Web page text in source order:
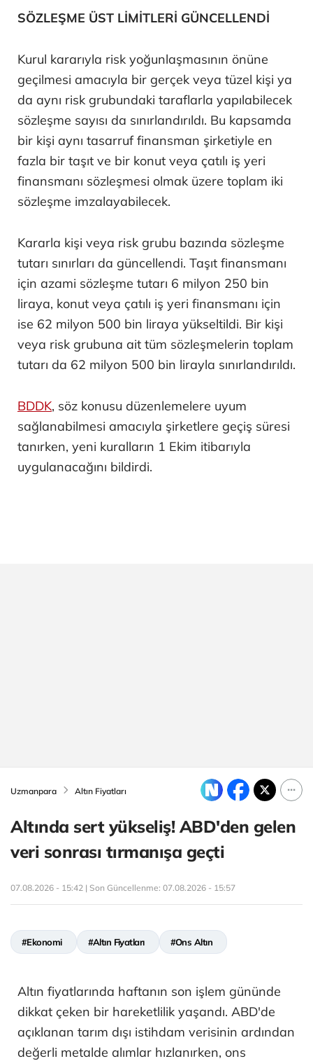
SÖZLEŞME ÜST LİMİTLERİ GÜNCELLENDİ
Kurul kararıyla risk yoğunlaşmasının önüne
geçilmesi amacıyla bir gerçek veya tüzel kişi ya
da aynı risk grubundaki taraflarla yapılabilecek
sözleşme sayısı da sınırlandırıldı. Bu kapsamda
bir kişi aynı tasarruf finansman şirketiyle en
fazla bir taşıt ve bir konut veya çatılı iş yeri
finansmanı sözleşmesi olmak üzere toplam iki
sözleşme imzalayabilecek.
Kararla kişi veya risk grubu bazında sözleşme
tutarı sınırları da güncellendi. Taşıt finansmanı
için azami sözleşme tutarı 6 milyon 250 bin
liraya, konut veya çatılı iş yeri finansmanı için
ise 62 milyon 500 bin liraya yükseltildi. Bir kişi
veya risk grubuna ait tüm sözleşmelerin toplam
tutarı da 62 milyon 500 bin lirayla sınırlandırıldı.
BDDK, söz konusu düzenlemelere uyum
sağlanabilmesi amacıyla şirketlere geçiş süresi
tanırken, yeni kuralların 1 Ekim itibarıyla
uygulanacağını bildirdi.
Uzmanpara Altın Fiyatları
Altında sert yükseliş! ABD'den gelen
veri sonrası tırmanışa geçti
07.08.2026 - 15:42 | Son Güncellenme: 07.08.2026 - 15:57
#Ekonomi #Altın Fiyatları #Ons Altın
Altın fiyatlarında haftanın son işlem gününde
dikkat çeken bir hareketlilik yaşandı. ABD'de
açıklanan tarım dışı istihdam verisinin ardından
değerli metalde alımlar hızlanırken, ons